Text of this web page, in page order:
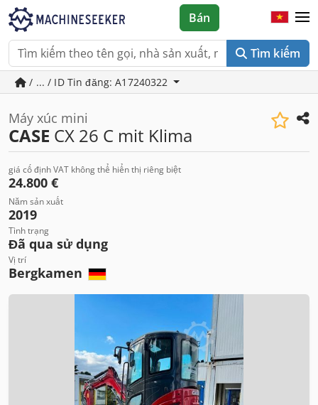
Tìm kiếm
Bán
/ ... / ID Tin đăng: A17240322
Máy xúc mini
CASE CX 26 C mit Klima
giá cố định VAT không thể hiển thị riêng biệt
24.800 €
Năm sản xuất
2019
Tình trạng
Đã qua sử dụng
Vị trí
Bergkamen